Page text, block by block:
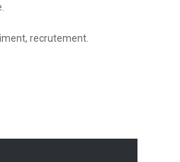
recrutement.